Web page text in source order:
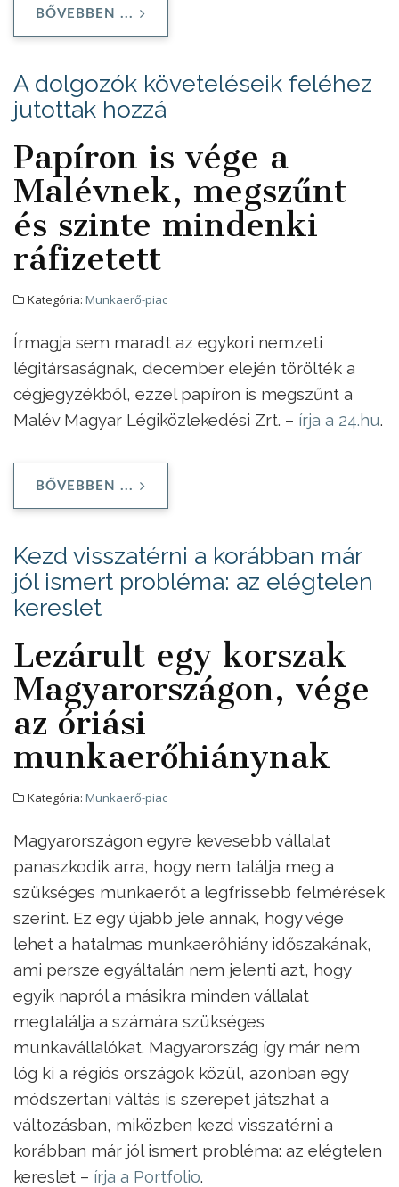
BŐVEBBEN ...
A dolgozók követeléseik feléhez
jutottak hozzá
Papíron is vége a
Malévnek, megszűnt
és szinte mindenki
ráfizetett
Kategória: Munkaerő-piac
Írmagja sem maradt az egykori nemzeti
légitársaságnak, december elején törölték a
cégjegyzékből, ezzel papíron is megszűnt a
Malév Magyar Légiközlekedési Zrt. – írja a 24.hu.
BŐVEBBEN ...
Kezd visszatérni a korábban már
jól ismert probléma: az elégtelen
kereslet
Lezárult egy korszak
Magyarországon, vége
az óriási
munkaerőhiánynak
Kategória: Munkaerő-piac
Magyarországon egyre kevesebb vállalat
panaszkodik arra, hogy nem találja meg a
szükséges munkaerőt a legfrissebb felmérések
szerint. Ez egy újabb jele annak, hogy vége
lehet a hatalmas munkaerőhiány időszakának,
ami persze egyáltalán nem jelenti azt, hogy
egyik napról a másikra minden vállalat
megtalálja a számára szükséges
munkavállalókat. Magyarország így már nem
lóg ki a régiós országok közül, azonban egy
módszertani váltás is szerepet játszhat a
változásban, miközben kezd visszatérni a
korábban már jól ismert probléma: az elégtelen
kereslet – írja a Portfolio.